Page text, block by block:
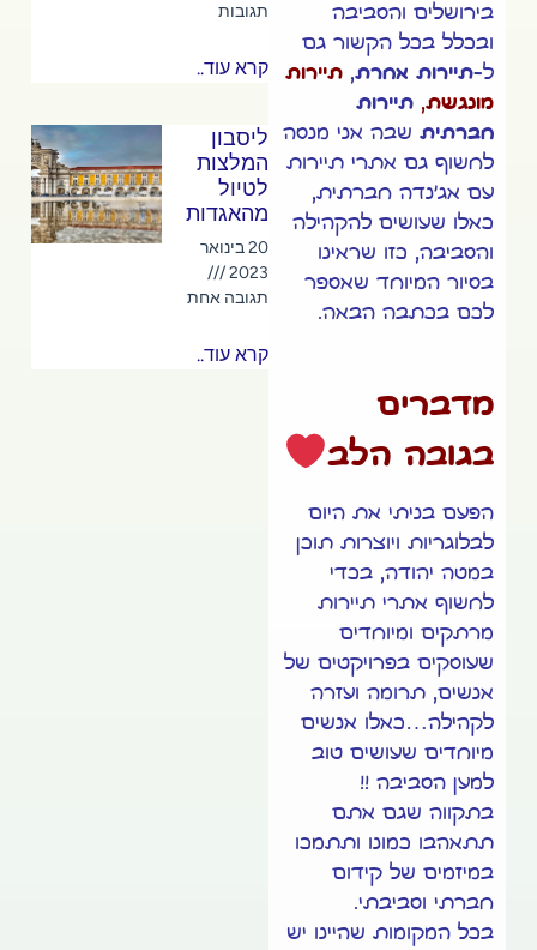
בירושלים והסביבה
ובכלל בכל הקשור גם
ל-תיירות אחרת, תיירות
מונגשת, תיירות
חברתית שבה אני מנסה
לחשוף גם אתרי תיירות
עם אג'נדה חברתית,
כאלו שעושים להקהילה
והסביבה, כזו שראינו
בסיור המיוחד שאספר
לכם בכתבה הבאה.
מדברים
בגובה הלב
הפעם בניתי את היום
לבלוגריות ויוצרות תוכן
במטה יהודה, בכדי
לחשוף אתרי תיירות
מרתקים ומיוחדים
שעוסקים בפרויקטים של
אנשים, תרומה ועזרה
לקהילה…כאלו אנשים
מיוחדים שעושים טוב
למען הסביבה !!
בתקווה שגם אתם
תתאהבו כמונו ותתמכו
במיזמים של קידום
חברתי וסביבתי.
בכל המקומות שהיינו יש
תגובות
קרא עוד..
ליסבון
המלצות
לטיול
מהאגדות
20 בינואר
2023
תגובה אחת
קרא עוד..